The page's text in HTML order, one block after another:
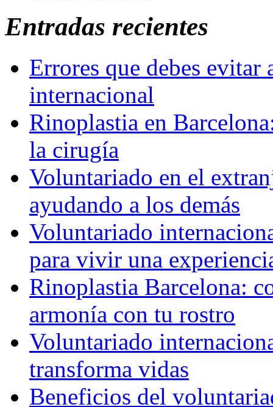
Entradas recientes
Errores que debes
internacional
Rinoplastia en
la cirugía
Voluntariado en el
ayudando a los demás
Voluntariado
para vivir una
Rinoplastia Barcelona:
armonía con tu rostro
Voluntariado
transforma vidas
Beneficios del